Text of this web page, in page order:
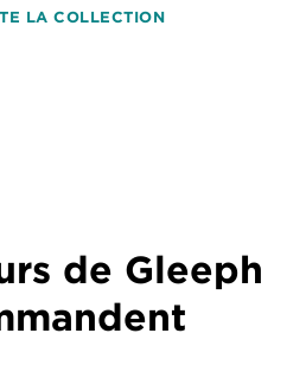
LA COLLECTION
de Gleeph